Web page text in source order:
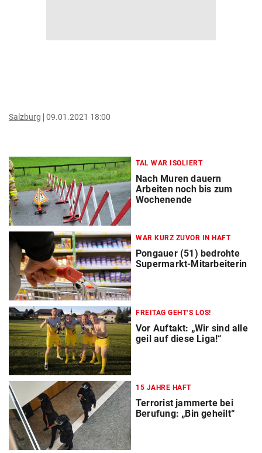
Salzburg 09.01.2021 18:00
TAL WAR ISOLIERT
Nach Muren dauern
Arbeiten noch bis zum
Wochenende
WAR KURZ ZUVOR IN HAFT
Pongauer (51) bedrohte
Supermarkt-Mitarbeiterin
FREITAG GEHT‘S LOS!
Vor Auftakt: „Wir sind alle
geil auf diese Liga!“
15 JAHRE HAFT
Terrorist jammerte bei
Berufung: „Bin geheilt“